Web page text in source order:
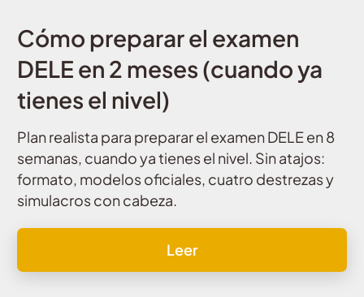
Cómo preparar el examen
DELE en 2 meses (cuando ya
tienes el nivel)
Plan realista para preparar el examen DELE en 8
semanas, cuando ya tienes el nivel. Sin atajos:
formato, modelos oficiales, cuatro destrezas y
simulacros con cabeza.
Leer